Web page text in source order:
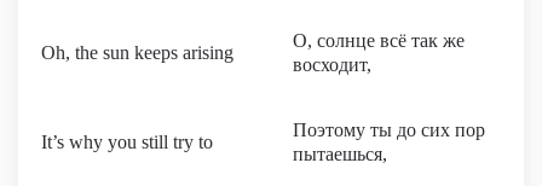
Oh, the sun keeps arising
О, солнце всё так же
восходит,
It’s why you still try to
Поэтому ты до сих пор
пытаешься,